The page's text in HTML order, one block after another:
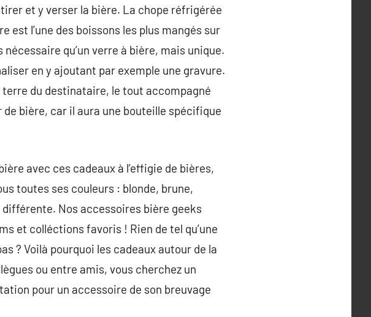
et y verser la bière. La chope réfrigérée
est l’une des boissons les plus mangés sur
qu’un verre à bière, mais unique.
en y ajoutant par exemple une gravure.
terre du destinataire, le tout accompagné
bière, car il aura une bouteille spécifique
avec ces cadeaux à l’effigie de bières,
toutes ses couleurs : blonde, brune,
Nos accessoires bière geeks
et colléctions favoris ! Rien de tel qu’une
? Voilà pourquoi les cadeaux autour de la
ou entre amis, vous cherchez un
pour un accessoire de son breuvage